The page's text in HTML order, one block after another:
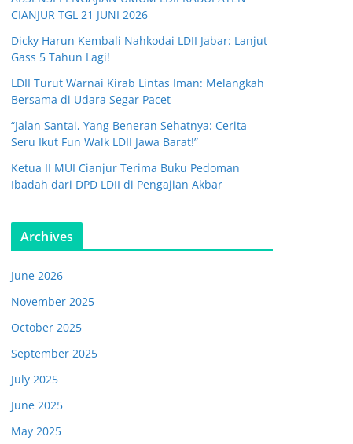
CIANJUR TGL 21 JUNI 2026
Dicky Harun Kembali Nahkodai LDII Jabar: Lanjut
Gass 5 Tahun Lagi!
LDII Turut Warnai Kirab Lintas Iman: Melangkah
Bersama di Udara Segar Pacet
“Jalan Santai, Yang Beneran Sehatnya: Cerita
Seru Ikut Fun Walk LDII Jawa Barat!”
Ketua II MUI Cianjur Terima Buku Pedoman
Ibadah dari DPD LDII di Pengajian Akbar
Archives
June 2026
November 2025
October 2025
September 2025
July 2025
June 2025
May 2025